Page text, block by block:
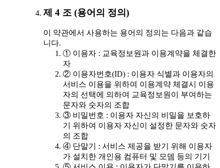
제 4 조 (용어의 정의)
이 약관에서 사용하는 용어의 정의는 다음과 같습
니다.
① 이용자 : 교육정보원과 이용계약을 체결한
자
② 이용자번호(ID) : 이용자 식별과 이용자의
서비스 이용을 위하여 이용계약 체결시 이용
자의 선택에 의하여 교육정보원이 부여하는
문자와 숫자의 조합
③ 비밀번호 : 이용자 자신의 비밀을 보호하
기 위하여 이용자 자신이 설정한 문자와 숫자
의 조합
④ 단말기 : 서비스 제공을 받기 위해 이용자
가 설치한 개인용 컴퓨터 및 모뎀 등의 기기